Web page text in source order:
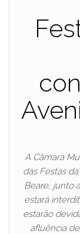
A Câmara
das Festas
Beare, junto
estará
estarão
afluência